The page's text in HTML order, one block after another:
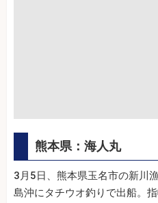
熊本県：海人丸
3月5日、熊本県玉名市の新川
島沖にタチウオ釣りで出船。